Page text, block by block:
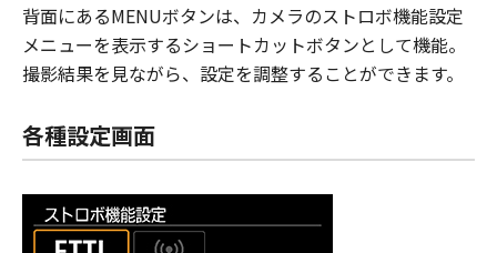
背面にあるMENUボタンは、カメラのストロボ機能設定
メニューを表示するショートカットボタンとして機能。
撮影結果を見ながら、設定を調整することができます。
各種設定画面